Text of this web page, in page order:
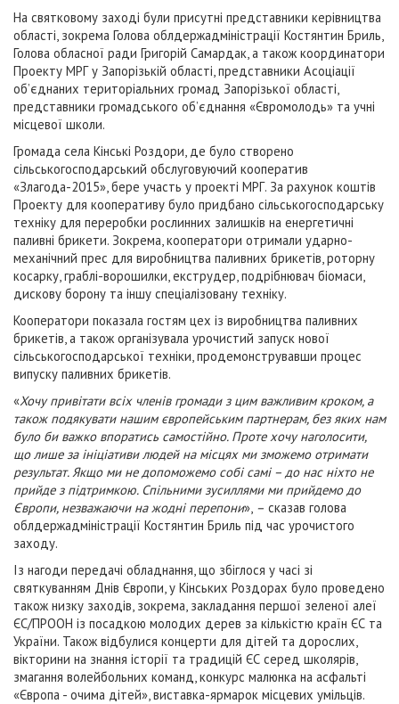
На святковому заході були присутні представники керівництва
області, зокрема Голова облдержадміністрації Костянтин Бриль,
Голова обласної ради Григорій Самардак, а також координатори
Проекту МРГ у Запорізькій області, представники Асоціації
об’єднаних територіальних громад Запорізької області,
представники громадського об’єднання «Євромолодь» та учні
місцевої школи.
Громада села Кінські Роздори, де було створено
сільськогосподарський обслуговуючий кооператив
«Злагода-2015», бере участь у проекті МРГ. За рахунок коштів
Проекту для кооперативу було придбано сільськогосподарську
техніку для переробки рослинних залишків на енергетичні
паливні брикети. Зокрема, кооператори отримали ударно-
механічний прес для виробництва паливних брикетів, роторну
косарку, граблі-ворошилки, екструдер, подрібнювач біомаси,
дискову борону та іншу спеціалізовану техніку.
Кооператори показала гостям цех із виробництва паливних
брикетів, а також організувала урочистий запуск нової
сільськогосподарської техніки, продемонструвавши процес
випуску паливних брикетів.
«Хочу привітати всіх членів громади з цим важливим кроком, а
також подякувати нашим європейським партнерам, без яких нам
було би важко впоратись самостійно. Проте хочу наголосити,
що лише за ініціативи людей на місцях ми зможемо отримати
результат. Якщо ми не допоможемо собі самі – до нас ніхто не
прийде з підтримкою. Спільними зусиллями ми прийдемо до
Європи, незважаючи на жодні перепони», – сказав голова
облдержадміністрації Костянтин Бриль під час урочистого
заходу.
Із нагоди передачі обладнання, що збіглося у часі зі
святкуванням Днів Європи, у Кінських Роздорах було проведено
також низку заходів, зокрема, закладання першої зеленої алеї
ЄС/ПРООН із посадкою молодих дерев за кількістю країн ЄС та
України. Також відбулися концерти для дітей та дорослих,
вікторини на знання історії та традицій ЄС серед школярів,
змагання волейбольних команд, конкурс малюнка на асфальті
«Європа - очима дітей», виставка-ярмарок місцевих умільців.